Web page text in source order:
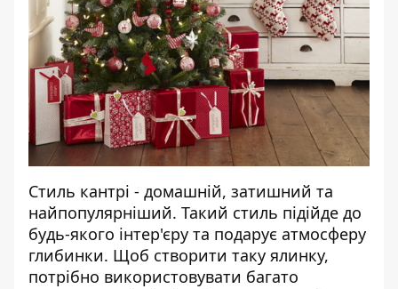
Стиль кантрі - домашній, затишний та
найпопулярніший. Такий стиль підійде до
будь-якого інтер'єру та подарує атмосферу
глибинки. Щоб створити таку ялинку,
потрібно використовувати багато